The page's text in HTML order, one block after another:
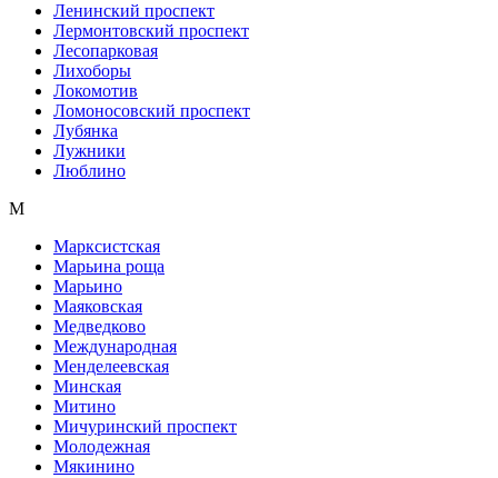
Ленинский проспект
Лермонтовский проспект
Лесопарковая
Лихоборы
Локомотив
Ломоносовский проспект
Лубянка
Лужники
Люблино
М
Марксистская
Марьина роща
Марьино
Маяковская
Медведково
Международная
Менделеевская
Минская
Митино
Мичуринский проспект
Молодежная
Мякинино